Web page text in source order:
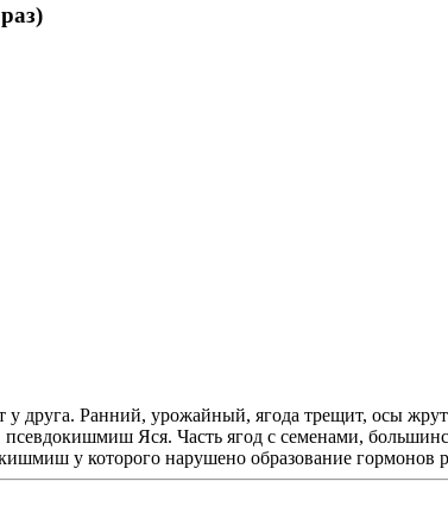
у друга. Ранний, урожайный, ягода трещит, осы
Яся. Часть ягод с семенами,
у которого нарушено образование гормонов